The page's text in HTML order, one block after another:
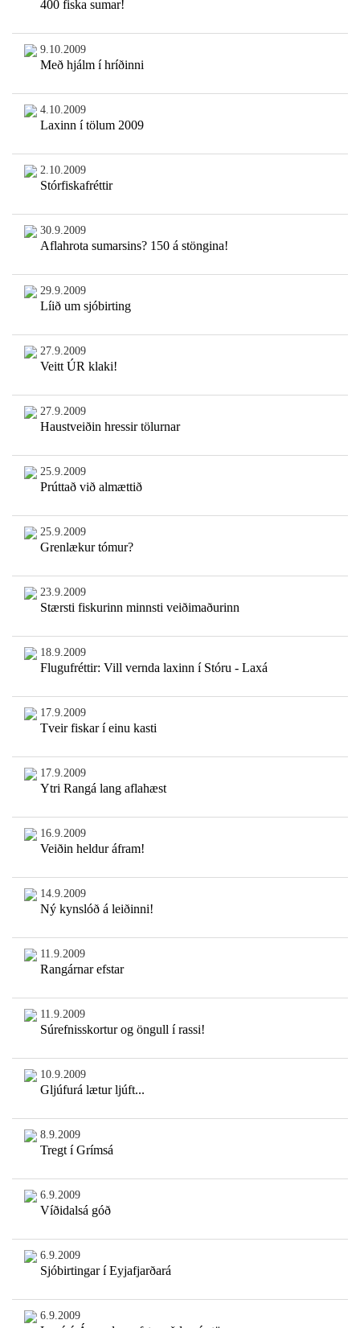
400 fiska sumar!
9.10.2009
Með hjálm í hríðinni
4.10.2009
Laxinn í tölum 2009
2.10.2009
Stórfiskafréttir
30.9.2009
Aflahrota sumarsins? 150 á stöngina!
29.9.2009
Líið um sjóbirting
27.9.2009
Veitt ÚR klaki!
27.9.2009
Haustveiðin hressir tölurnar
25.9.2009
Prúttað við almættið
25.9.2009
Grenlækur tómur?
23.9.2009
Stærsti fiskurinn minnsti veiðimaðurinn
18.9.2009
Flugufréttir: Vill vernda laxinn í Stóru - Laxá
17.9.2009
Tveir fiskar í einu kasti
17.9.2009
Ytri Rangá lang aflahæst
16.9.2009
Veiðin heldur áfram!
14.9.2009
Ný kynslóð á leiðinni!
11.9.2009
Rangárnar efstar
11.9.2009
Súrefnisskortur og öngull í rassi!
10.9.2009
Gljúfurá lætur ljúft...
8.9.2009
Tregt í Grímsá
6.9.2009
Víðidalsá góð
6.9.2009
Sjóbirtingar í Eyjafjarðará
6.9.2009